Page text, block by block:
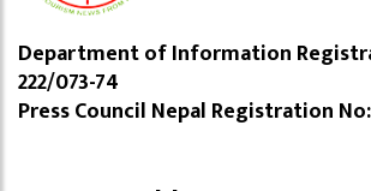
Department of Information
222/073-74
Press Council Nepal Registration